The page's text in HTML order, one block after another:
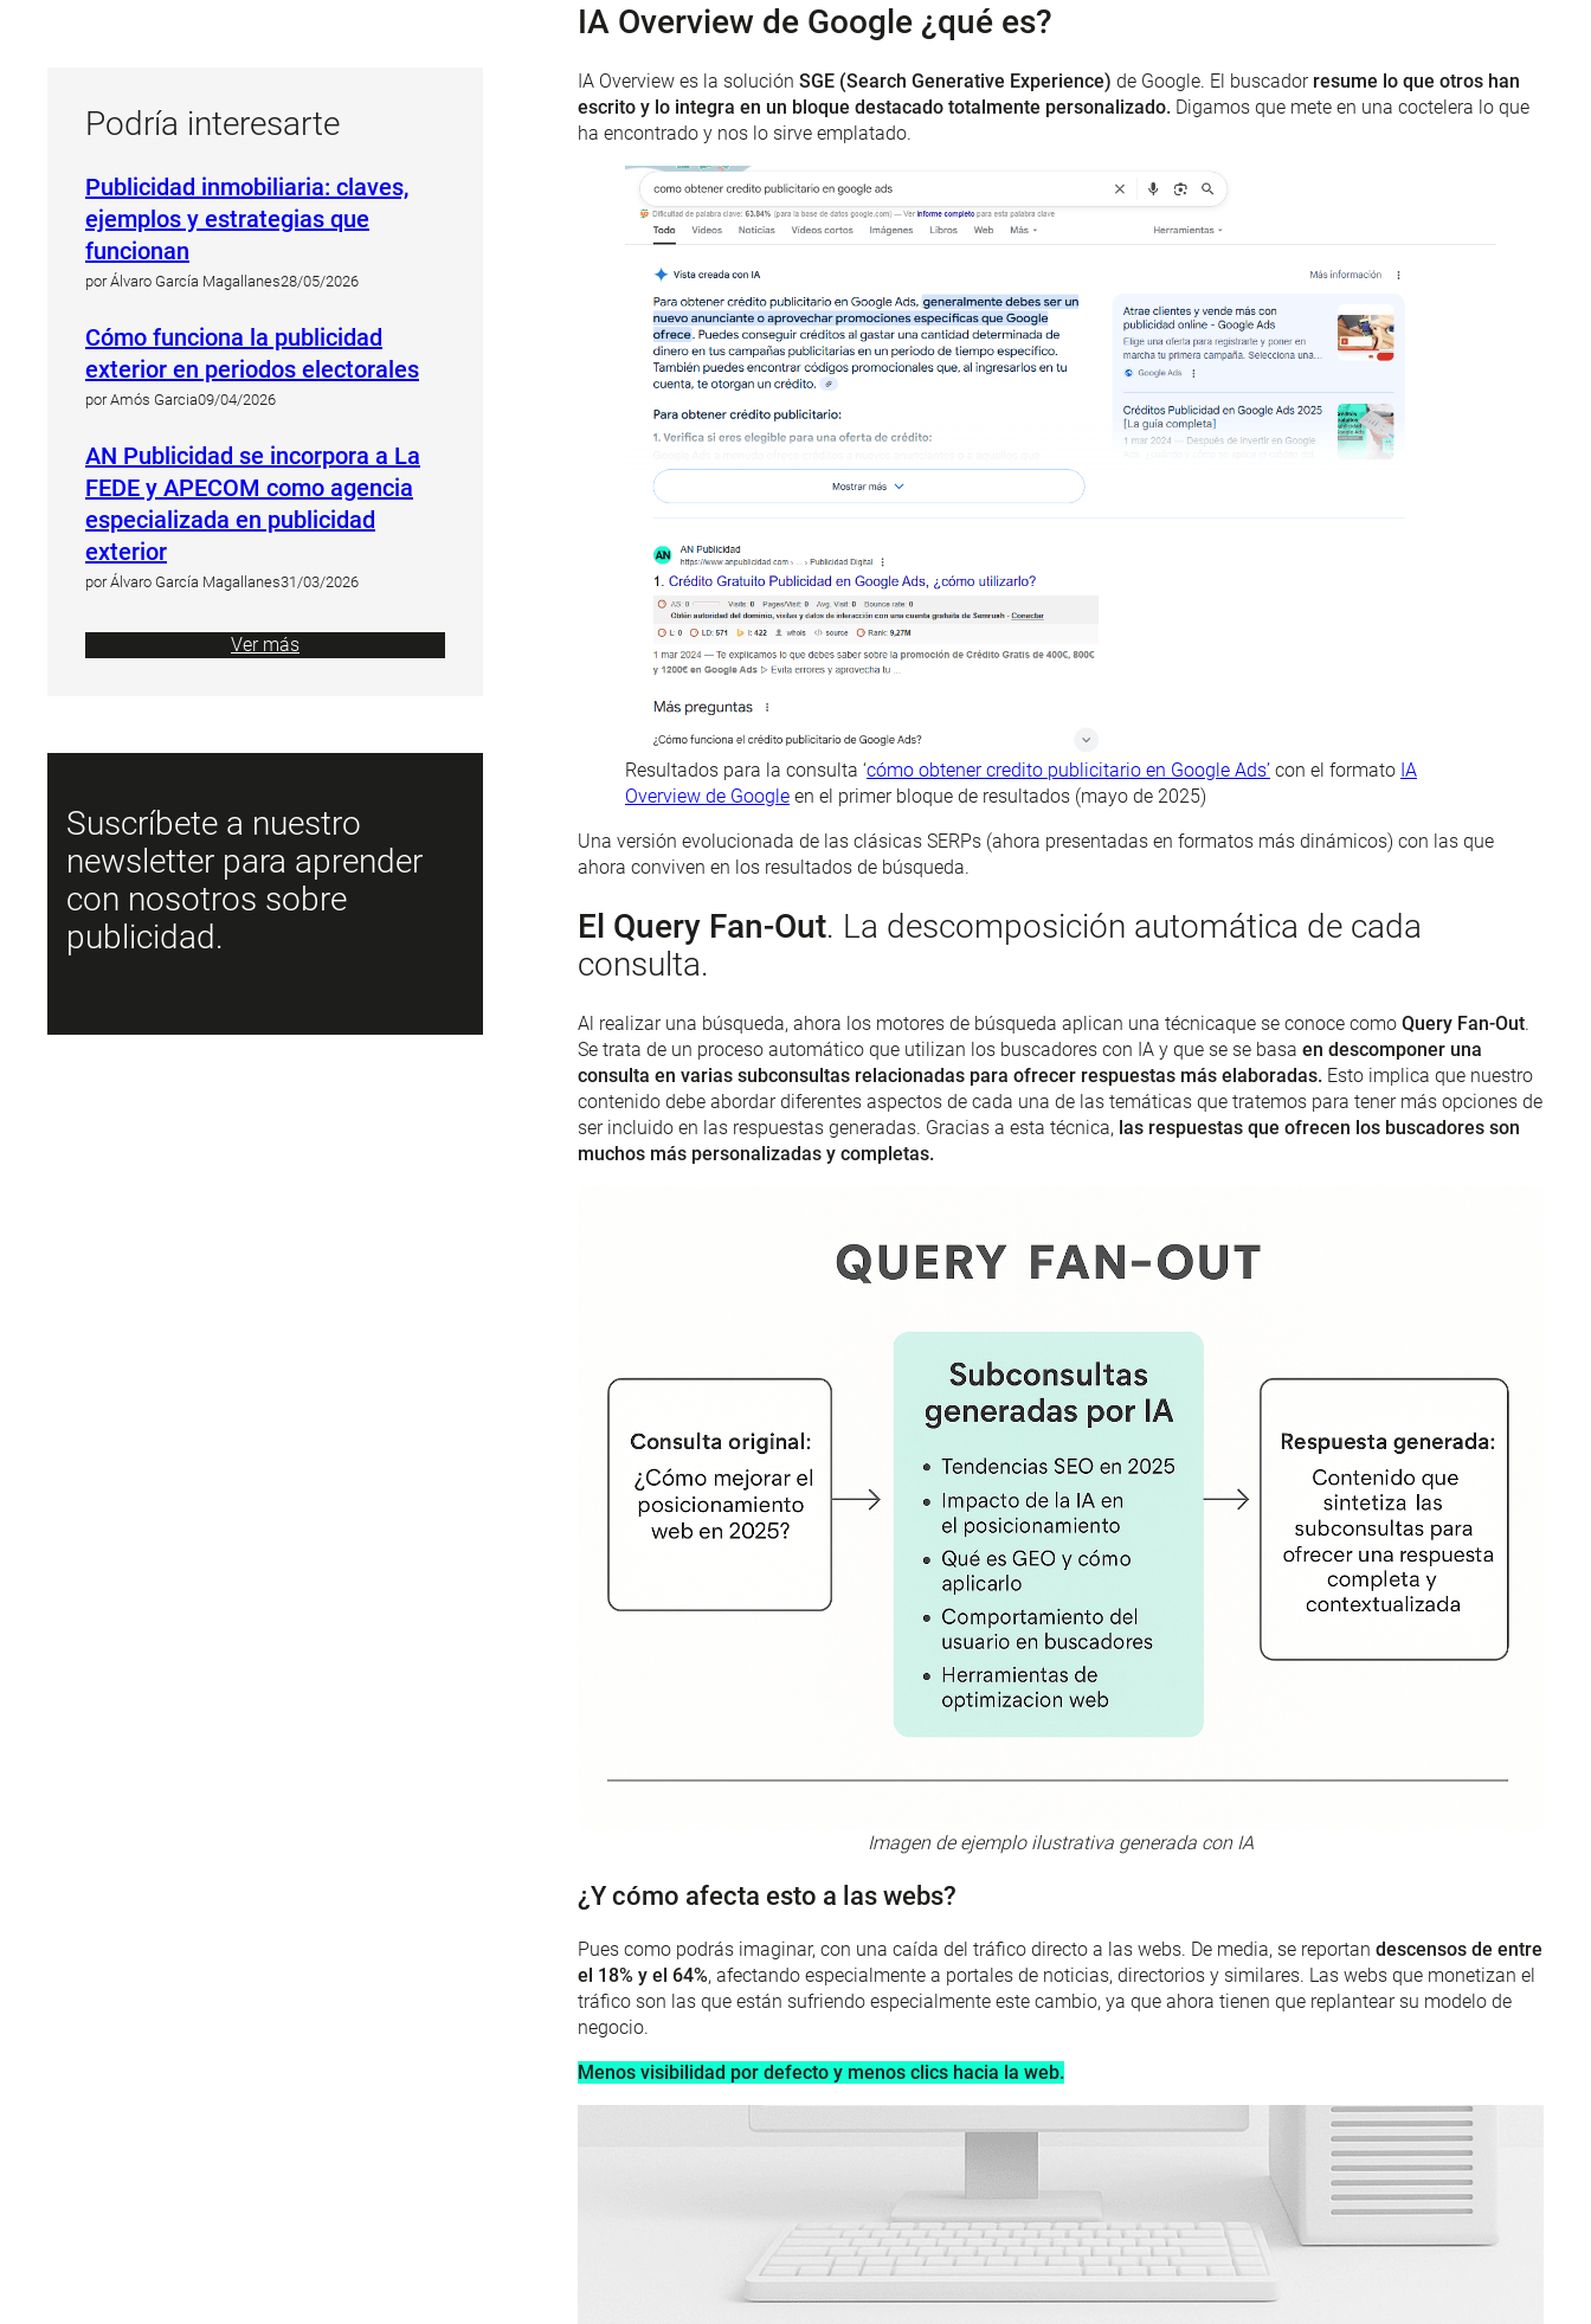
IA Overview de Google ¿qué es?
IA Overview es la solución SGE (Search Generative Experience) de Google. El buscadorresume lo que otros han
escrito y lo integra en un bloque destacado totalmente personalizado. Digamos que mete en una coctelera lo que
ha encontrado y nos lo sirve emplatado.
Resultados para la consulta ‘cómo obtener credito publicitario en Google Ads’ con el formato IA
Overview de Google en el primer bloque de resultados (mayo de 2025)
Una versión evolucionada de las clásicas SERPs (ahora presentadas en formatos más dinámicos) con las que
ahora conviven en los resultados de búsqueda.
El Query Fan-Out. La descomposición automática de cada
consulta.
Al realizar una búsqueda, ahora los motores de búsqueda aplican una técnicaque se conoce como Query Fan-Out.
Se trata de un proceso automático que utilizan los buscadores con IA y que se se basa en descomponer una
consulta en varias subconsultas relacionadas para ofrecer respuestas más elaboradas. Esto implica que nuestro
contenido debe abordar diferentes aspectos de cada una de las temáticas que tratemos para tener más opciones de
ser incluido en las respuestas generadas. Gracias a esta técnica, las respuestas que ofrecen los buscadores son
muchos más personalizadas y completas.
Imagen de ejemplo ilustrativa generada con IA
¿Y cómo afecta esto a las webs?
Pues como podrás imaginar, con una caída del tráfico directo a las webs. De media, se reportan descensos de entre
el 18% y el 64%, afectando especialmente a portales de noticias, directorios y similares. Las webs que monetizan el
tráfico son las que están sufriendo especialmente este cambio, ya que ahora tienen que replantear su modelo de
negocio.
Menos visibilidad por defecto y menos clics hacia la web.
Podría interesarte
Publicidad inmobiliaria: claves,
ejemplos y estrategias que
funcionan
por Álvaro García Magallanes28/05/2026
Cómo funciona la publicidad
exterior en periodos electorales
por Amós Garcia09/04/2026
AN Publicidad se incorpora a La
FEDE y APECOM como agencia
especializada en publicidad
exterior
por Álvaro García Magallanes31/03/2026
Ver más
Suscríbete a nuestro
newsletter para aprender
con nosotros sobre
publicidad.